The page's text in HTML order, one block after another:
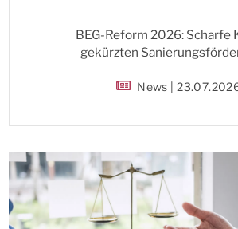
BEG-Reform 2026: Scharfe
gekürzten
News |